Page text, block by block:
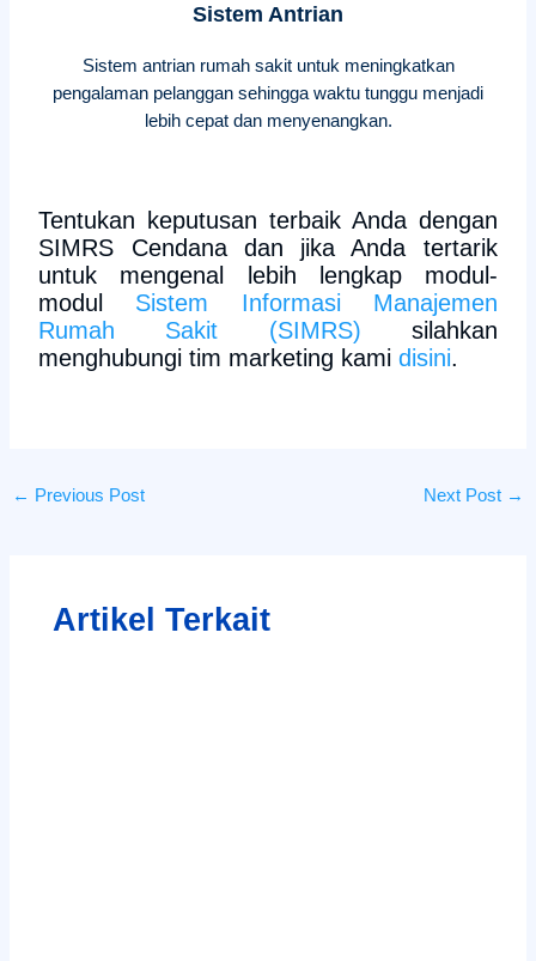
Sistem Antrian
Sistem antrian rumah sakit untuk meningkatkan
pengalaman pelanggan sehingga waktu tunggu menjadi
lebih cepat dan menyenangkan.
Tentukan keputusan terbaik Anda dengan
SIMRS Cendana dan jika Anda tertarik
untuk mengenal lebih lengkap modul-
modul Sistem Informasi Manajemen
Rumah Sakit (SIMRS) silahkan
menghubungi tim marketing kamidisini.
← Previous Post Next Post →
Artikel Terkait